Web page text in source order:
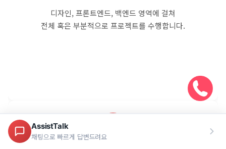
디자인, 프론트엔드, 백엔드 영역에 걸쳐
전체 혹은 부분적으로 프로젝트를 수행합니다.